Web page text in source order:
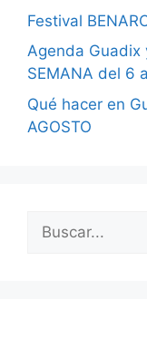
Festival
Agenda Guadix
SEMANA del 6
Qué hacer en
AGOSTO